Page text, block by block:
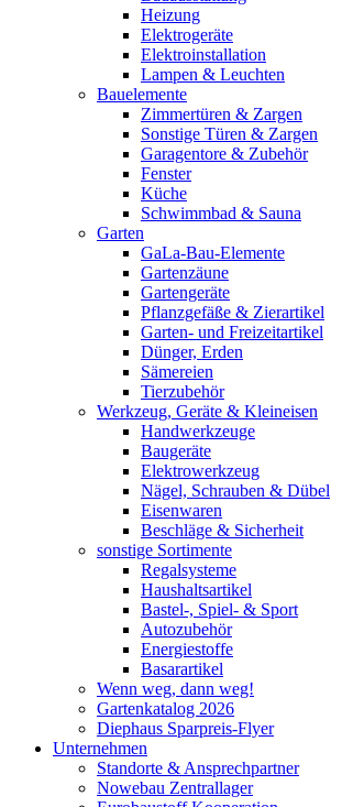
Heizung
Elektrogeräte
Elektroinstallation
Lampen & Leuchten
Bauelemente
Zimmertüren & Zargen
Sonstige Türen & Zargen
Garagentore & Zubehör
Fenster
Küche
Schwimmbad & Sauna
Garten
GaLa-Bau-Elemente
Gartenzäune
Gartengeräte
Pflanzgefäße & Zierartikel
Garten- und Freizeitartikel
Dünger, Erden
Sämereien
Tierzubehör
Werkzeug, Geräte & Kleineisen
Handwerkzeuge
Baugeräte
Elektrowerkzeug
Nägel, Schrauben & Dübel
Eisenwaren
Beschläge & Sicherheit
sonstige Sortimente
Regalsysteme
Haushaltsartikel
Bastel-, Spiel- & Sport
Autozubehör
Energiestoffe
Basarartikel
Wenn weg, dann weg!
Gartenkatalog 2026
Diephaus Sparpreis-Flyer
Unternehmen
Standorte & Ansprechpartner
Nowebau Zentrallager